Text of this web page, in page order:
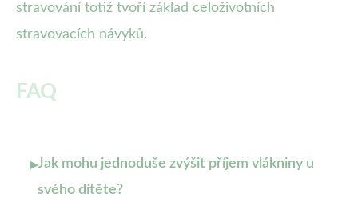
stravování totiž tvoří základ celoživotních
stravovacích návyků.
FAQ
▸Jak mohu jednoduše zvýšit příjem vlákniny u
svého dítěte?